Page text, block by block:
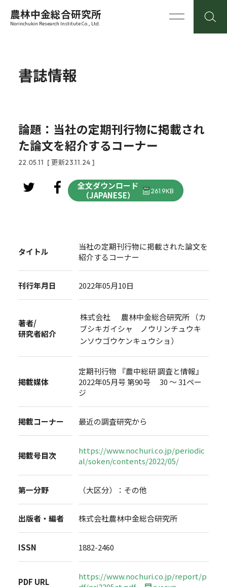
農林中金総合研究所
Norinchukin Research Institute Co., Ltd.
書誌情報
論題：当社の定期刊行物に掲載され
た論文を紹介するコーナー
22.05.11 [ 更新23.11.24 ]
全文ダウンロード
（JAPANESE）
261.9KB
タイトル
当社の定期刊行物に掲載された論文を
紹介するコーナー
刊行年月日 2022年05月10日
著者/
研究者紹介
株式会社 農林中金総合研究所 （カ
ブシキガイシャ ノウリンチュウキ
ンソウゴウケンキュウショ）
掲載媒体
定期刊行物 『農中総研 調査と情報』
2022年05月号 第90号 30 ～ 31ペー
ジ
掲載コーナー 最近の調査研究から
掲載号目次
https://www.nochuri.co.jp/periodic
al/soken/contents/2022/05/
第一分野 （大区分）：その他
出版者・編者 株式会社農林中金総合研究所
ISSN 1882-2460
PDF URL
https://www.nochuri.co.jp/report/p